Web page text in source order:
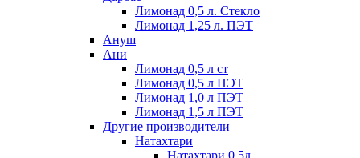
Лимонад 0,5 л. Стекло
Лимонад 1,25 л. ПЭТ
Ануш
Ани
Лимонад 0,5 л ст
Лимонад 0,5 л ПЭТ
Лимонад 1,0 л ПЭТ
Лимонад 1,5 л ПЭТ
Другие производители
Натахтари
Натахтари 0,5л